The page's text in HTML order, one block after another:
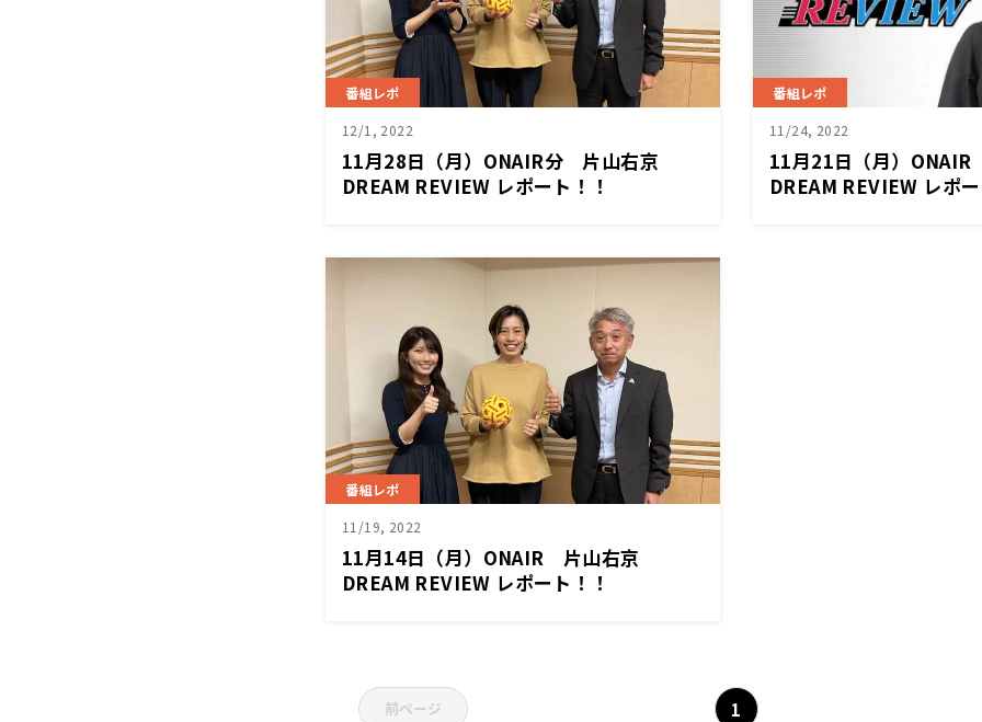
番組レポ
12/1, 2022
11月28日（月）ONAIR分 片山右京
DREAM REVIEW レポート！！
番組レポ
11/24, 2022
11月21日（月）
DREAM REVIEW レポ
番組レポ
11/19, 2022
11月14日（月）ONAIR 片山右京
DREAM REVIEW レポート！！
前ページ 1